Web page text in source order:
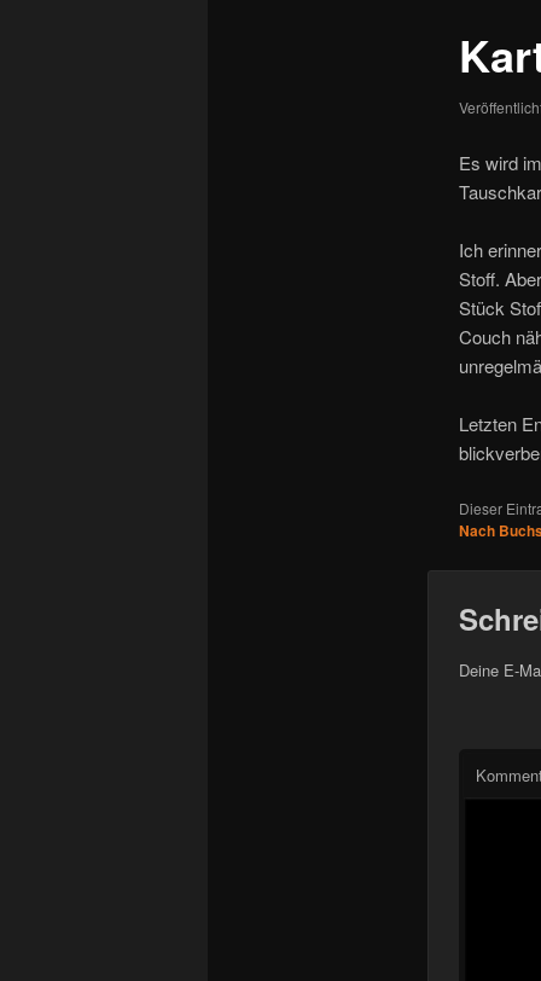
Es wird
Ich
Stoff. Aber
Stück
Couch
Letzten
Dieser
Nach
Deine E-